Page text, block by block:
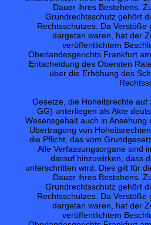
Dauer ihres Bestehens.
Grundrechtsschutz gehört
Rechtsschutzes. Da
dargetan waren, hat der
veröffentlichtem
Oberlandesgerichts Frankfurt
Entscheidung des Obersten
über die Erhöhung des
Gesetze, die Hoheitsrechte
GG) unterliegen als Akte
Wesensgehalt auch in
Übertragung von
die Pflicht, das vom
Alle Verfassungsorgane sind
darauf hinzuwirken, dass
unterschritten wird. Dies gilt für
Dauer ihres Bestehens.
Grundrechtsschutz gehört
Rechtsschutzes. Da
dargetan waren, hat der
veröffentlichtem